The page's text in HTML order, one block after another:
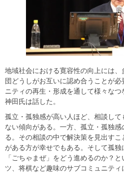
地域社会における寛容性の向上には
団どうしがお互いに認め合うことが
ニティの再生・形成を通して様々な
神田氏は話した。
孤立・孤独感が高い人ほど、相談し
ない傾向がある。一方、孤立・孤独
る。その相談の中で解決策を見出す
がある方が幸せでもある。そして孤
「ごちゃまぜ」をどう進めるのか？
ツ、将棋など趣味のサブコミュニテ